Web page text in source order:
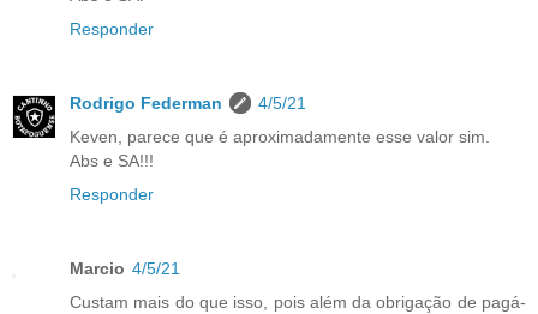
Responder
Rodrigo Federman
4/5/21
Keven, parece que é aproximadamente esse valor sim.
Abs e SA!!!
Responder
Marcio 4/5/21
Custam mais do que isso, pois além da obrigação de pagá-